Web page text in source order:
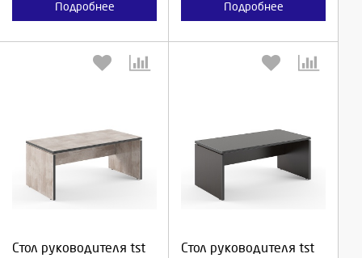
Подробнее Подробнее
Стол руководителя tst
Выберите количество:
Стол руководителя tst
Выберите количество: